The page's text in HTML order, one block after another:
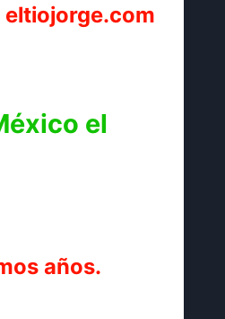
eltiojorge.com
el
años.